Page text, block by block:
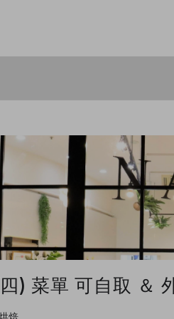
) 菜單 可自取 ＆